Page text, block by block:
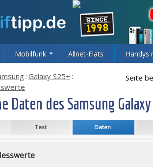
Mobilfunk Allnet-Flats Handys
Seite
: Galaxy S25+ :
Daten des Samsung Galaxy
Test Daten